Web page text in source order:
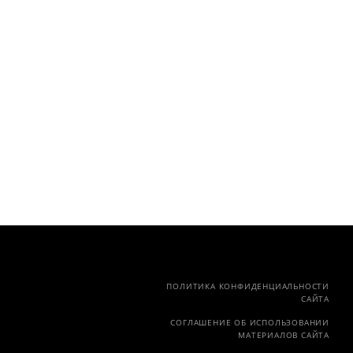
ПОЛИТИКА КОНФИДЕНЦИАЛЬНОСТИ
САЙТА
СОГЛАШЕНИЕ ОБ ИСПОЛЬЗОВАНИИ
МАТЕРИАЛОВ САЙТА